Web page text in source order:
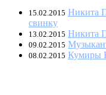
15.02.2015 Никита
свинку
13.02.2015 Никита
09.02.2015
08.02.2015 Кумиры